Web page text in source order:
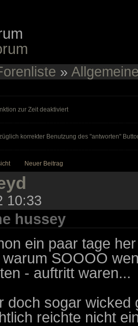
»
zur Zeit deaktiviert
korrekter Benutzung des "antworten"
Neuer Beitrag
10:33
hussey
ein paar tage
SOOOO
- auftritt waren...
doch sogar
reichte nicht